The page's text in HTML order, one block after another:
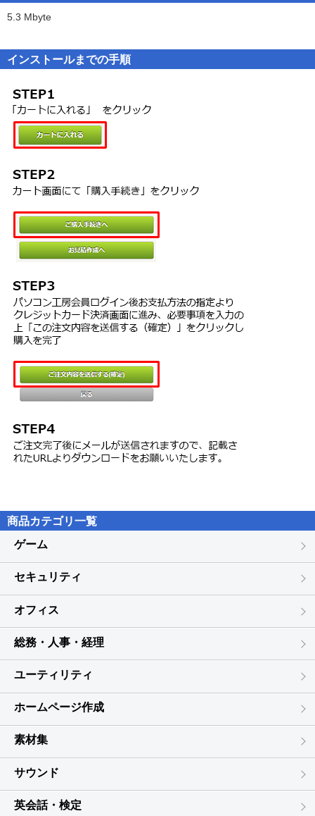
for use in the OpenSSL Toolkit. (http://www.openssl.org/)
い。
●ヘルプ／FAQで解決できない現象が発生した場合は、メールでお問
詳細は購入された製品プログラム内の「はじめにお読みくださ
い」（readme.txt）に記載しています。
○詳しい製品情報はこちら
お客様は、TSS LINKが、本ソフトウェア毎に別途明示する以下のい
ずれかのライセンス条件で、本ソフトウェアを使用することができ
A.「ユーザライセンス」
本ソフトウェアを、購入ライセンス数を上限とする人数で使用する
B.「PCライセンス」
本ソフトウェアを、購入ライセンス数を上限とする台数のコンピュ
ータにインストールして使用することができます。
２．本ソフトウェアのサーバでの使用
は、サーバコンピュータ（１CPUにつき）に、１つのサーバ用ソフ
２つ以上のサーバを同時に使用する場合は、追加数分の追加CPUラ
イセンスを別途ご購入いただく必要があります。１台のサーバコン
ピュータに２つ以上のCPUを搭載する場合もこの対象とします。
３．ドキュメントの使用
本ソフトウェアのドキュメントは、お客様が本ソフトウェアを使用
４．本ソフトウェアの代替、改変、およびアップグレード版
TSS LINKから提供される本ソフトウェアの代替、改変、またはアッ
プグレード版を、本契約書を準用するか、別途本契約書に代わる契
約書に従って、使用することができます。
第２条 制限
お客様は、
１．本ソフトウェアを本契約書で許諾された以外に複製あるいはイ
ンストールすることはできません。
することはできません。
３．お客様自身で、本ソフトウェアのいかなる部分も削除及び改訂
することはできません。
５．有償、無償にかかわらず本ソフトウェアを第三者に譲渡、貸
与、再使用許諾、公衆送信、レンタル、リース、中古品取引をする
ことはできません。
６．本ソフトウェアを営利目的の対象として使用することはできま
第３条 解除
お客様が本契約書に違反した場合、TSS LINKは、本契約を解除する
ことができます。その場合、お客様はただちに本ソフトウェアの使
用を中止しなければなりません。
第４条 著作権
第５条 輸出規制
令に違反して、直接、間接を問わず、本ソフトウェアを輸出（イン
ターネット経由含む）することはできません。
第６条 保証条項
TSS LINKは、お客様に対して、
5.3 Mbyte
インストールまでの手順
商品カテゴリ一覧
ゲーム
セキュリティ
オフィス
総務・人事・経理
ユーティリティ
ホームページ作成
素材集
サウンド
英会話・検定